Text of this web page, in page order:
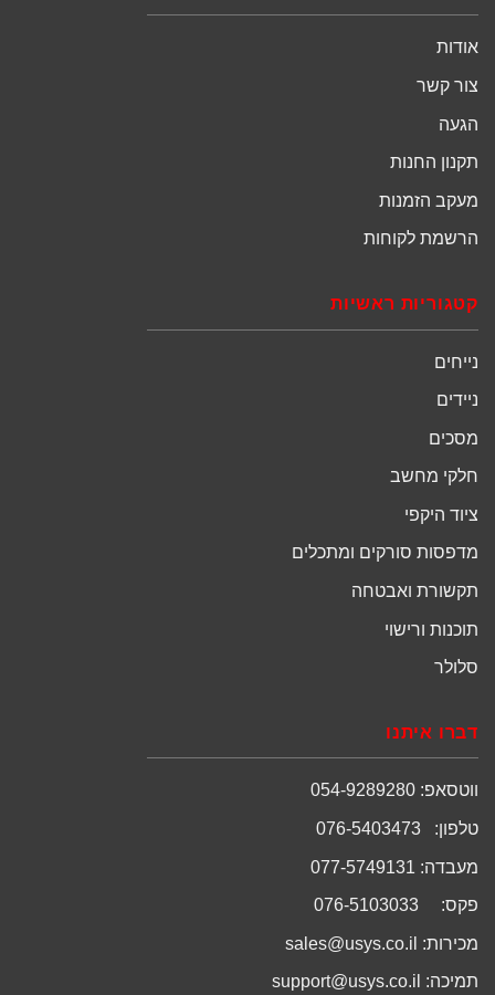
אודות
צור קשר
הגעה
תקנון החנות
מעקב הזמנות
הרשמת לקוחות
קטגוריות ראשיות
נייחים
ניידים
מסכים
חלקי מחשב
ציוד היקפי
מדפסות סורקים ומתכלים
תקשורת ואבטחה
תוכנות ורישוי
סלולר
דברו איתנו
ווטסאפ: 054-9289280
טלפון: 076-5403473
מעבדה: 077-5749131
פקס: 076-5103033
מכירות: sales@usys.co.il
תמיכה: support@usys.co.il